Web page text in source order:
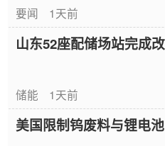
要闻 1天前
山东52座配储场站完成
储能 1天前
美国限制钨废料与锂电